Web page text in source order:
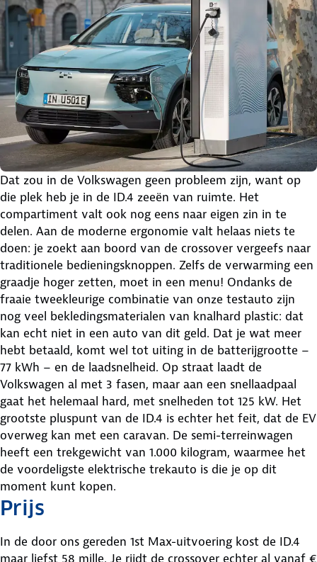
Dat zou in de Volkswagen geen probleem zijn, want op
die plek heb je in de ID.4 zeeën van ruimte. Het
compartiment valt ook nog eens naar eigen zin in te
delen. Aan de moderne ergonomie valt helaas niets te
doen: je zoekt aan boord van de crossover vergeefs naar
traditionele bedieningsknoppen. Zelfs de verwarming een
graadje hoger zetten, moet in een menu! Ondanks de
fraaie tweekleurige combinatie van onze testauto zijn
nog veel bekledingsmaterialen van knalhard plastic: dat
kan echt niet in een auto van dit geld. Dat je wat meer
hebt betaald, komt wel tot uiting in de batterijgrootte –
77 kWh – en de laadsnelheid. Op straat laadt de
Volkswagen al met 3 fasen, maar aan een snellaadpaal
gaat het helemaal hard, met snelheden tot 125 kW. Het
grootste pluspunt van de ID.4 is echter het feit, dat de EV
overweg kan met een caravan. De semi-terreinwagen
heeft een trekgewicht van 1.000 kilogram, waarmee het
de voordeligste elektrische trekauto is die je op dit
moment kunt kopen.
Prijs
In de door ons gereden 1st Max-uitvoering kost de ID.4
maar liefst 58 mille. Je rijdt de crossover echter al vanaf €